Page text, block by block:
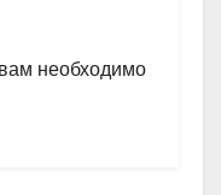
необходимо